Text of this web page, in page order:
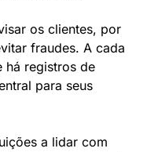
os clientes, por
fraudes. A cada
há registros de
para seus
a lidar com